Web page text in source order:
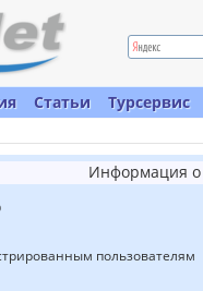
Статьи Турсервис
Информация о
пользователям